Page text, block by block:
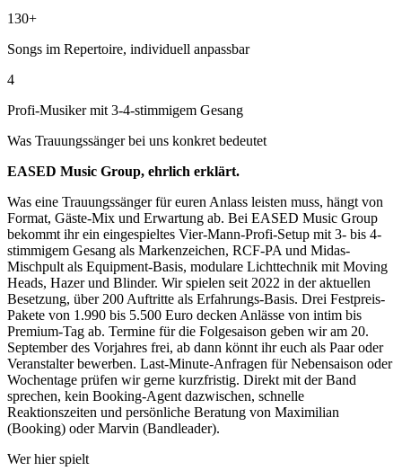
130+
Songs im Repertoire, individuell anpassbar
4
Profi-Musiker mit 3-4-stimmigem Gesang
Was Trauungssängerbei uns konkret bedeutet
EASED Music Group, ehrlich erklärt.
Was eine Trauungssänger für euren Anlass leisten muss, hängt von
Format, Gäste-Mix und Erwartung ab. Bei EASED Music Group
bekommt ihr ein eingespieltes Vier-Mann-Profi-Setup mit 3- bis 4-
stimmigem Gesang als Markenzeichen, RCF-PA und Midas-
Mischpult als Equipment-Basis, modulare Lichttechnik mit Moving
Heads, Hazer und Blinder. Wir spielen seit 2022 in der aktuellen
Besetzung, über 200 Auftritte als Erfahrungs-Basis. Drei Festpreis-
Pakete von 1.990 bis 5.500 Euro decken Anlässe von intim bis
Premium-Tag ab. Termine für die Folgesaison geben wir am 20.
September des Vorjahres frei, ab dann könnt ihr euch als Paar oder
Veranstalter bewerben. Last-Minute-Anfragen für Nebensaison oder
Wochentage prüfen wir gerne kurzfristig. Direkt mit der Band
sprechen, kein Booking-Agent dazwischen, schnelle
Reaktionszeiten und persönliche Beratung von Maximilian
(Booking) oder Marvin (Bandleader).
Wer hier spielt